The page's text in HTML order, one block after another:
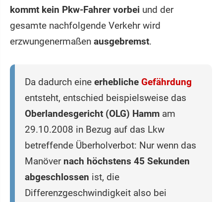
kommt kein Pkw-Fahrer vorbei und der
gesamte nachfolgende Verkehr wird
erzwungenermaßen ausgebremst.
Da dadurch eine erhebliche Gefährdung
entsteht, entschied beispielsweise das
Oberlandesgericht (OLG) Hamm am
29.10.2008 in Bezug auf das Lkw
betreffende Überholverbot: Nur wenn das
Manöver nach höchstens 45 Sekunden
abgeschlossen ist, die
Differenzgeschwindigkeit also bei